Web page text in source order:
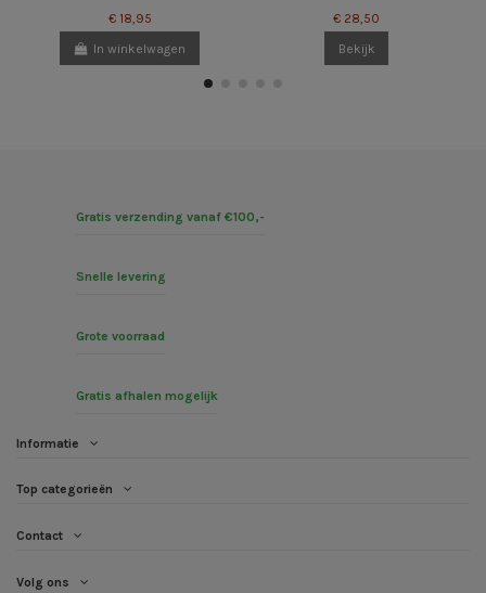
€ 18,95
In winkelwagen
€ 28,50
Bekijk
Gratis verzending vanaf €100,-
Snelle levering
Grote voorraad
Gratis afhalen mogelijk
Informatie
Top categorieën
Contact
Volg ons